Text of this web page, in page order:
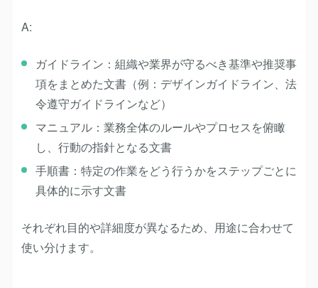
A:
ガイドライン ：組織や業界が守るべき基準や推奨事
項をまとめた文書（例：デザインガイドライン、法
令遵守ガイドラインなど）
マニュアル：業務全体のルールやプロセスを俯瞰
し、行動の指針となる文書
手順書：特定の作業をどう行うかをステップごとに
具体的に示す文書
それぞれ目的や詳細度が異なるため、用途に合わせて
使い分けます。